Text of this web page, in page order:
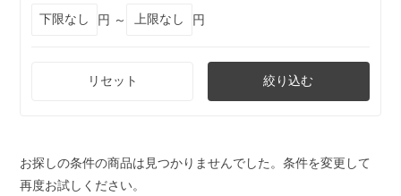
円 ～
円
リセット 絞り込む
お探しの条件の商品は見つかりませんでした。条件を変更して
再度お試しください。